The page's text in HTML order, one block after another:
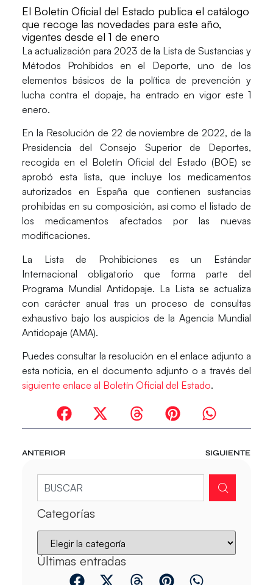
El Boletín Oficial del Estado publica el catálogo
que recoge las novedades para este año,
vigentes desde el 1 de enero
La actualización para 2023 de la Lista de Sustancias y
Métodos Prohibidos en el Deporte, uno de los
elementos básicos de la política de prevención y
lucha contra el dopaje, ha entrado en vigor este 1
enero.
En la Resolución de 22 de noviembre de 2022, de la
Presidencia del Consejo Superior de Deportes,
recogida en el Boletín Oficial del Estado (BOE) se
aprobó esta lista, que incluye los medicamentos
autorizados en España que contienen sustancias
prohibidas en su composición, así como el listado de
los medicamentos afectados por las nuevas
modificaciones.
La Lista de Prohibiciones es un Estándar
Internacional obligatorio que forma parte del
Programa Mundial Antidopaje. La Lista se actualiza
con carácter anual tras un proceso de consultas
exhaustivo bajo los auspicios de la Agencia Mundial
Antidopaje (AMA).
Puedes consultar la resolución en el enlace adjunto a
esta noticia, en el documento adjunto o a través del
siguiente enlace al Boletín Oficial del Estado.
ANTERIOR SIGUIENTE
Categorías
Últimas entradas